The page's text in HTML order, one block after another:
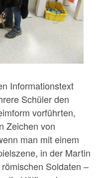
Informationstext
Schüler den
vorführten,
Zeichen von
man mit einem
in der Martin
Soldaten –